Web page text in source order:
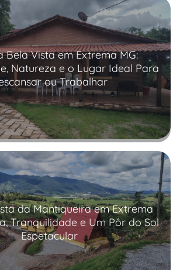
Bela Vista em Extrema MG:
Natureza e o Lugar Ideal Para
ou Trabalhar
Read more
da Mantiqueira em Extrema
Tranquilidade e Um Pôr do Sol
Espetacular